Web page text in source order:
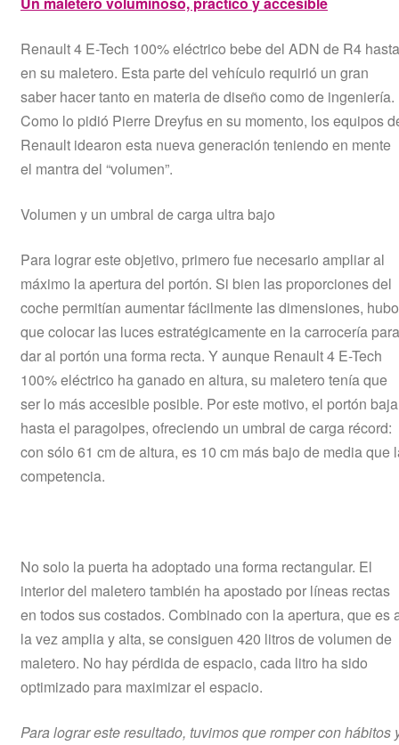
Renault 4 E-Tech 100% eléctrico bebe del ADN de R4 hasta
en su maletero. Esta parte del vehículo requirió un gran
saber hacer tanto en materia de diseño como de ingeniería.
Como lo pidió Pierre Dreyfus en su momento, los equipos
Renault idearon esta nueva generación teniendo en mente
el mantra del “volumen”.
Volumen y un umbral de carga ultra bajo
Para lograr este objetivo, primero fue necesario ampliar al
máximo la apertura del portón. Si bien las proporciones del
coche permitían aumentar fácilmente las dimensiones, hubo
que colocar las luces estratégicamente en la carrocería para
dar al portón una forma recta. Y aunque Renault 4 E-Tech
100% eléctrico ha ganado en altura, su maletero tenía que
ser lo más accesible posible. Por este motivo, el portón baja
hasta el paragolpes, ofreciendo un umbral de carga récord:
con sólo 61 cm de altura, es 10 cm más bajo de media que
competencia.
No solo la puerta ha adoptado una forma rectangular. El
interior del maletero también ha apostado por líneas rectas
en todos sus costados. Combinado con la apertura, que es
la vez amplia y alta, se consiguen 420 litros de volumen de
maletero. No hay pérdida de espacio, cada litro ha sido
optimizado para maximizar el espacio.
Para lograr este resultado, tuvimos que romper con hábitos